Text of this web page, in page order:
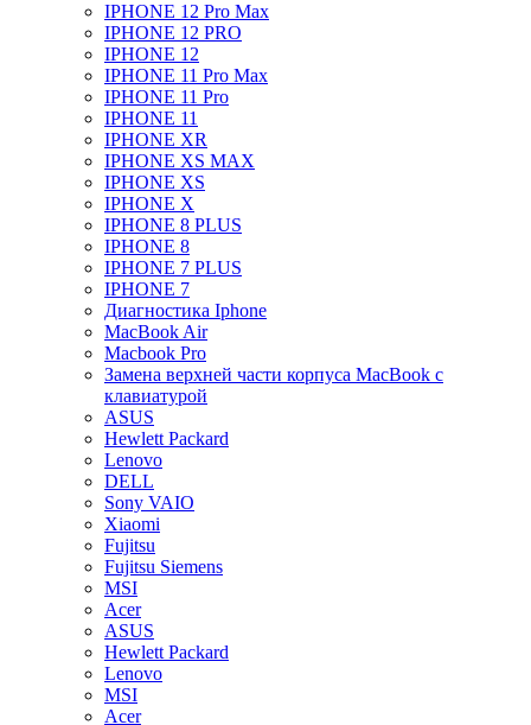
IPHONE 12 Pro Max
IPHONE 12 PRO
IPHONE 12
IPHONE 11 Pro Max
IPHONE 11 Pro
IPHONE 11
IPHONE XR
IPHONE XS MAX
IPHONE XS
IPHONE X
IPHONE 8 PLUS
IPHONE 8
IPHONE 7 PLUS
IPHONE 7
Диагностика Iphone
MacBook Air
Macbook Pro
Замена верхней части корпуса MacBook с
клавиатурой
ASUS
Hewlett Packard
Lenovo
DELL
Sony VAIO
Xiaomi
Fujitsu
Fujitsu Siemens
MSI
Acer
ASUS
Hewlett Packard
Lenovo
MSI
Acer